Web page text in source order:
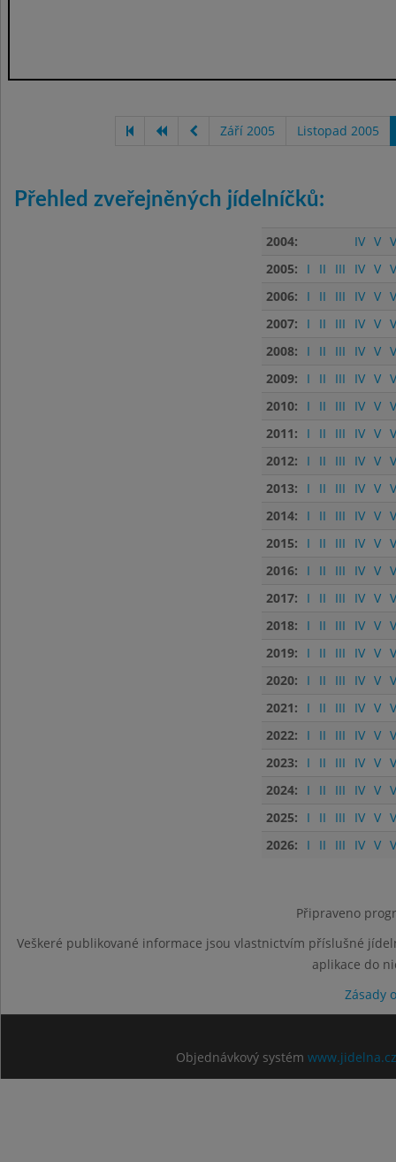
Září 2005 Listopad 2005
Přehled zveřejněných jídelníčků:
2004: IV V
2005:
I II III IV V
2006:
I II III IV V
2007:
I II III IV V
2008:
I II III IV V
2009:
I II III IV V
2010:
I II III IV V
2011:
I II III IV V
2012:
I II III IV V
2013:
I II III IV V
2014:
I II III IV V
2015:
I II III IV V
2016:
I II III IV V
2017:
I II III IV V
2018:
I II III IV V
2019:
I II III IV V
2020:
I II III IV V
2021:
I II III IV V
2022:
I II III IV V
2023:
I II III IV V
2024:
I II III IV V
2025:
I II III IV V
2026:
I II III IV V
Připraveno
Veškeré publikované informace jsou vlastnictvím příslušné
aplikace do
Zásady
Objednávkový systém www.jidelna.cz